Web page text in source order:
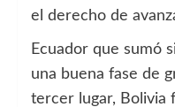
el derecho de
Ecuador que sumó
una buena fase de
tercer lugar, Bolivia